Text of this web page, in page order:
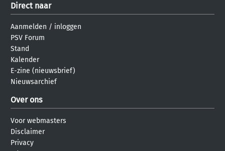
Direct naar
Aanmelden / inloggen
PSV Forum
Stand
Kalender
E-zine (nieuwsbrief)
Nieuwsarchief
Over ons
Voor webmasters
Disclaimer
Privacy